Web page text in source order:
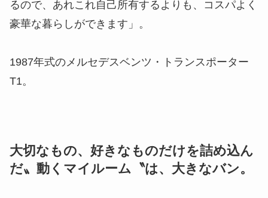
るので、あれこれ自己所有するよりも、コスパよく
豪華な暮らしができます」。
1987年式のメルセデスベンツ・トランスポーター
T1。
大切なもの、好きなものだけを詰め込ん
だ〟動くマイルーム〝は、大きなバン。